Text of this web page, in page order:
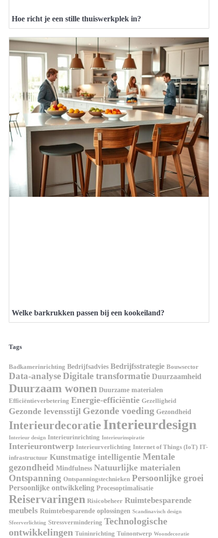
Hoe richt je een stille thuiswerkplek in?
Welke barkrukken passen bij een kookeiland?
Tags
Badkamerinrichting Bedrijfsadvies Bedrijfsstrategie Bouwsector
Data-analyseDigitale transformatie Duurzaamheid
Duurzaam wonen Duurzame materialen
Efficiëntieverbetering Energie-efficiëntie Gezelligheid
Gezonde levensstijl Gezonde voeding Gezondheid
Interieurdecoratie Interieurdesign
Interieur design Interieurinrichting Interieurinspiratie
Interieurontwerp Interieurverlichting Internet of Things (IoT) IT-
infrastructuur Kunstmatige intelligentie Mentale
gezondheid Mindfulness Natuurlijke materialen
Ontspanning Ontspanningstechnieken Persoonlijke groei
Persoonlijke ontwikkeling Procesoptimalisatie
Reiservaringen Risicobeheer Ruimtebesparende
meubels Ruimtebesparende oplossingen Scandinavisch design
Sfeerverlichting Stressvermindering Technologische
ontwikkelingen Tuininrichting Tuinontwerp Woondecoratie